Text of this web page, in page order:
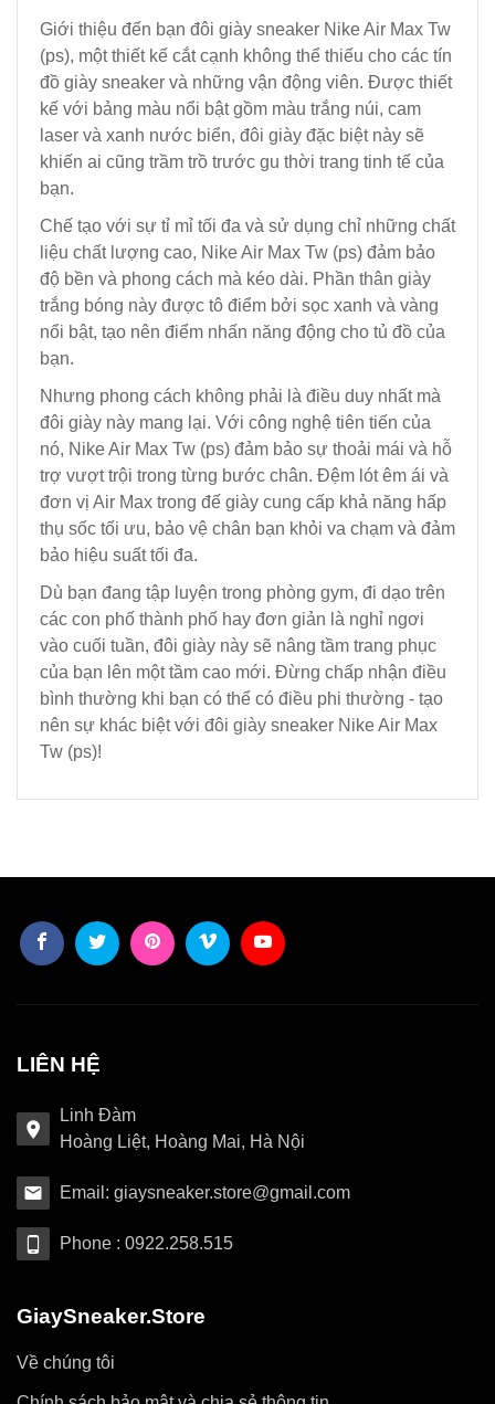
Giới thiệu đến bạn đôi giày sneaker Nike Air Max Tw
(ps), một thiết kế cắt cạnh không thể thiếu cho các tín
đồ giày sneaker và những vận động viên. Được thiết
kế với bảng màu nổi bật gồm màu trắng núi, cam
laser và xanh nước biển, đôi giày đặc biệt này sẽ
khiến ai cũng trầm trồ trước gu thời trang tinh tế của
bạn.
Chế tạo với sự tỉ mỉ tối đa và sử dụng chỉ những chất
liệu chất lượng cao, Nike Air Max Tw (ps) đảm bảo
độ bền và phong cách mà kéo dài. Phần thân giày
trắng bóng này được tô điểm bởi sọc xanh và vàng
nổi bật, tạo nên điểm nhấn năng động cho tủ đồ của
bạn.
Nhưng phong cách không phải là điều duy nhất mà
đôi giày này mang lại. Với công nghệ tiên tiến của
nó, Nike Air Max Tw (ps) đảm bảo sự thoải mái và hỗ
trợ vượt trội trong từng bước chân. Đệm lót êm ái và
đơn vị Air Max trong đế giày cung cấp khả năng hấp
thụ sốc tối ưu, bảo vệ chân bạn khỏi va chạm và đảm
bảo hiệu suất tối đa.
Dù bạn đang tập luyện trong phòng gym, đi dạo trên
các con phố thành phố hay đơn giản là nghỉ ngơi
vào cuối tuần, đôi giày này sẽ nâng tầm trang phục
của bạn lên một tầm cao mới. Đừng chấp nhận điều
bình thường khi bạn có thể có điều phi thường - tạo
nên sự khác biệt với đôi giày sneaker Nike Air Max
Tw (ps)!
LIÊN HỆ
Linh Đàm
Hoàng Liệt, Hoàng Mai, Hà Nội
Email: giaysneaker.store@gmail.com
Phone : 0922.258.515
GiaySneaker.Store
Về chúng tôi